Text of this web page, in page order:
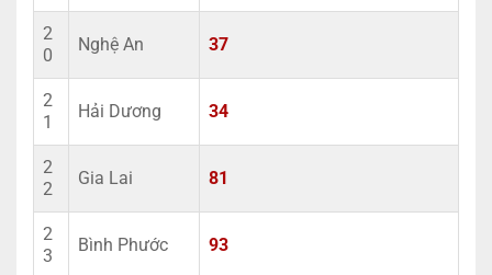
2
0
Nghệ An 37
2
1
Hải Dương 34
2
2
Gia Lai 81
2
3
Bình Phước 93